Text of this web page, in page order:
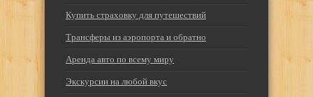
Купить страховку для путешествий
Трансферы из аэропорта и обратно
Аренда авто по всему миру
Экскурсии на любой вкус